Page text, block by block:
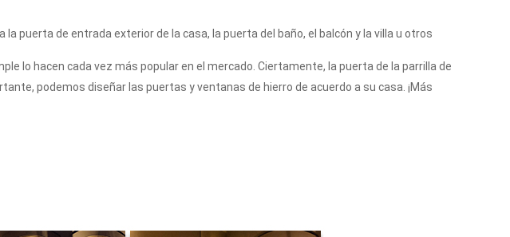
puerta de entrada exterior de la casa, la puerta del baño, el balcón y la villa u otros
lo hacen cada vez más popular en el mercado. Ciertamente, la puerta de la parrilla de
podemos diseñar las puertas y ventanas de hierro de acuerdo a su casa. ¡Más